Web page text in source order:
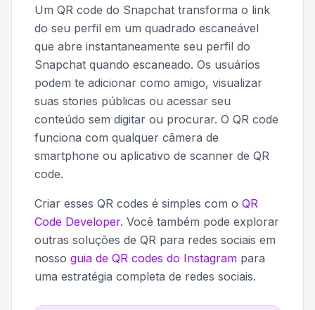
Um QR code do Snapchat transforma o link
do seu perfil em um quadrado escaneável
que abre instantaneamente seu perfil do
Snapchat quando escaneado. Os usuários
podem te adicionar como amigo, visualizar
suas stories públicas ou acessar seu
conteúdo sem digitar ou procurar. O QR code
funciona com qualquer câmera de
smartphone ou aplicativo de scanner de QR
code.
Criar esses QR codes é simples com o QR
Code Developer. Você também pode explorar
outras soluções de QR para redes sociais em
nosso guia de QR codes do Instagram para
uma estratégia completa de redes sociais.